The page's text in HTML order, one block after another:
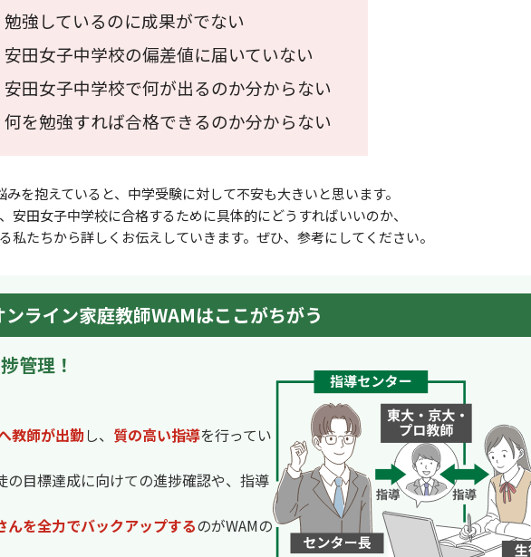
勉強しているのに成果がでない
安田女子中学校の偏差値に届いていない
安田女子中学校で何が出るのか分からない
何を勉強すれば合格できるのか分からない
みを抱えていると、中学受験に対して不安も⼤きいと思います。
安田女子中学校に合格するために具体的にどうすればいいのか、
私たちから詳しくお伝えしていきます。ぜひ、参考にしてください。
ンライン家庭教師WAMはここがちがう
管理！
教師が出勤し、 質の高い指導を行ってい
目標達成に向けての進捗確認や、指導
んを全力でバックアップするのがWAMの